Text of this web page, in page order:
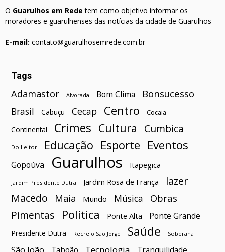
O Guarulhos em Rede tem como objetivo informar os
moradores e guarulhenses das notícias da cidade de Guarulhos
E-mail: contato@guarulhosemrede.com.br
Tags
Adamastor Alvorada Bom Clima Bonsucesso
Brasil Cabuçu Cecap Centro Cocaia
Continental Crimes Cultura Cumbica
Do Leitor Educação Esporte Eventos
Gopoúva Guarulhos Itapegica
Jardim Presidente Dutra Jardim Rosa de França
lazer
Macedo
Maia Mundo Música Obras
Pimentas Política Ponte Alta Ponte Grande
Presidente Dutra Recreio São Jorge Saúde Soberana